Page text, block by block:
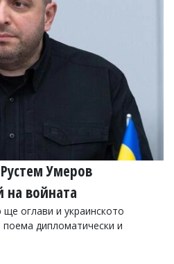
Умеров
на войната
оглави и украинското
дипломатически и